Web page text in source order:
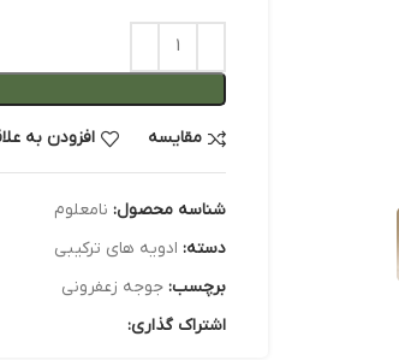
مقایسه افزودن به
شناسه محصول: نامعلوم
دسته: ادویه های ترکیبی
برچسب: جوجه زعفرونی
اشتراک گذاری: